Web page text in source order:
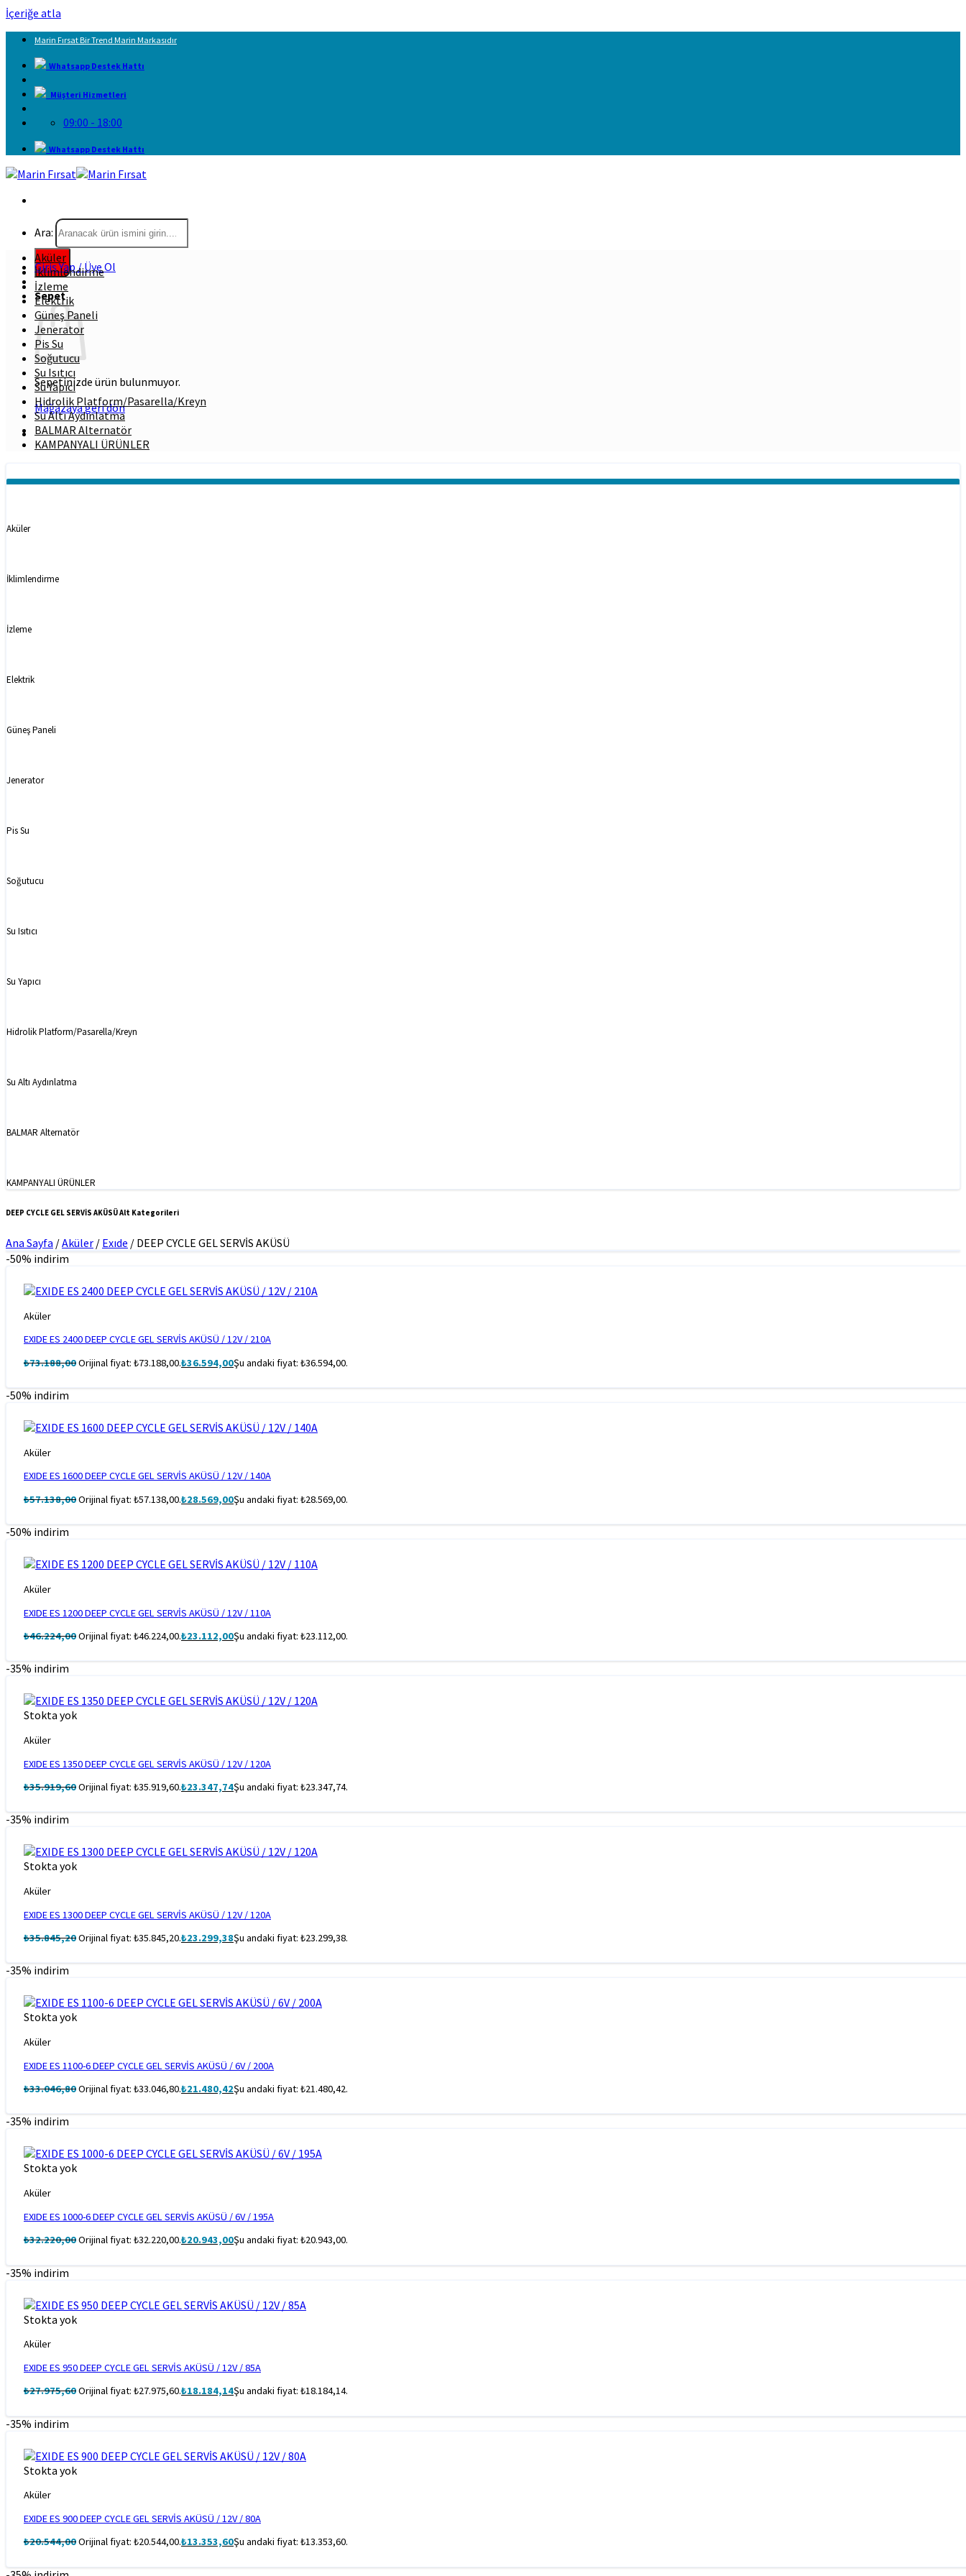
İçeriğe atla
Marin Fırsat Bir Trend Marin Markasıdır
Whatsapp Destek Hattı
Müşteri Hizmetleri
09:00 - 18:00
Whatsapp Destek Hattı
Ara:
Giriş Yap / Üye Ol
Sepet
Sepetinizde ürün bulunmuyor.
Mağazaya geri dön
Aküler
İklimlendirme
İzleme
Elektrik
Güneş Paneli
Jenerator
Pis Su
Soğutucu
Su Isıtıcı
Su Yapıcı
Hidrolik Platform/Pasarella/Kreyn
Su Altı Aydınlatma
BALMAR Alternatör
KAMPANYALI ÜRÜNLER
Aküler
İklimlendirme
İzleme
Elektrik
Güneş Paneli
Jenerator
Pis Su
Soğutucu
Su Isıtıcı
Su Yapıcı
Hidrolik Platform/Pasarella/Kreyn
Su Altı Aydınlatma
BALMAR Alternatör
KAMPANYALI ÜRÜNLER
DEEP CYCLE GEL SERVİS AKÜSÜ Alt Kategorileri
Ana Sayfa /Aküler / Exıde / DEEP CYCLE GEL SERVİS AKÜSÜ
-50% indirim
Aküler
EXIDE ES 2400 DEEP CYCLE GEL SERVİS AKÜSÜ / 12V / 210A
₺73.188,00Orijinal fiyat: ₺73.188,00.₺36.594,00Şu andaki fiyat: ₺36.594,00.
-50% indirim
Aküler
EXIDE ES 1600 DEEP CYCLE GEL SERVİS AKÜSÜ / 12V / 140A
₺57.138,00Orijinal fiyat: ₺57.138,00.₺28.569,00Şu andaki fiyat: ₺28.569,00.
-50% indirim
Aküler
EXIDE ES 1200 DEEP CYCLE GEL SERVİS AKÜSÜ / 12V / 110A
₺46.224,00Orijinal fiyat: ₺46.224,00.₺23.112,00Şu andaki fiyat: ₺23.112,00.
-35% indirim
Stokta yok
Aküler
EXIDE ES 1350 DEEP CYCLE GEL SERVİS AKÜSÜ / 12V / 120A
₺35.919,60Orijinal fiyat: ₺35.919,60.₺23.347,74Şu andaki fiyat: ₺23.347,74.
-35% indirim
Stokta yok
Aküler
EXIDE ES 1300 DEEP CYCLE GEL SERVİS AKÜSÜ / 12V / 120A
₺35.845,20Orijinal fiyat: ₺35.845,20.₺23.299,38Şu andaki fiyat: ₺23.299,38.
-35% indirim
Stokta yok
Aküler
EXIDE ES 1100-6 DEEP CYCLE GEL SERVİS AKÜSÜ / 6V / 200A
₺33.046,80Orijinal fiyat: ₺33.046,80.₺21.480,42Şu andaki fiyat: ₺21.480,42.
-35% indirim
Stokta yok
Aküler
EXIDE ES 1000-6 DEEP CYCLE GEL SERVİS AKÜSÜ / 6V / 195A
₺32.220,00Orijinal fiyat: ₺32.220,00.₺20.943,00Şu andaki fiyat: ₺20.943,00.
-35% indirim
Stokta yok
Aküler
EXIDE ES 950 DEEP CYCLE GEL SERVİS AKÜSÜ / 12V / 85A
₺27.975,60Orijinal fiyat: ₺27.975,60.₺18.184,14Şu andaki fiyat: ₺18.184,14.
-35% indirim
Stokta yok
Aküler
EXIDE ES 900 DEEP CYCLE GEL SERVİS AKÜSÜ / 12V / 80A
₺20.544,00Orijinal fiyat: ₺20.544,00.₺13.353,60Şu andaki fiyat: ₺13.353,60.